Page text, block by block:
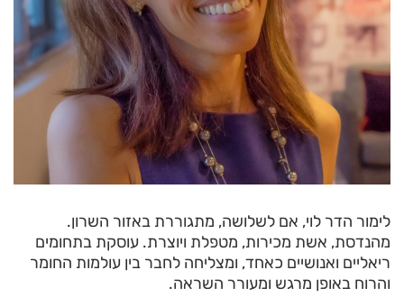
לימור הדר לוי, אם לשלושה, מתגוררת באזור השרון.
מהנדסת, אשת מכירות, מטפלת ויוצרת. עוסקת בתחומים
ריאליים ואנושיים כאחד, ומצליחה לחבר בין עולמות החומר
והרוח באופן מרגש ומעורר השראה.